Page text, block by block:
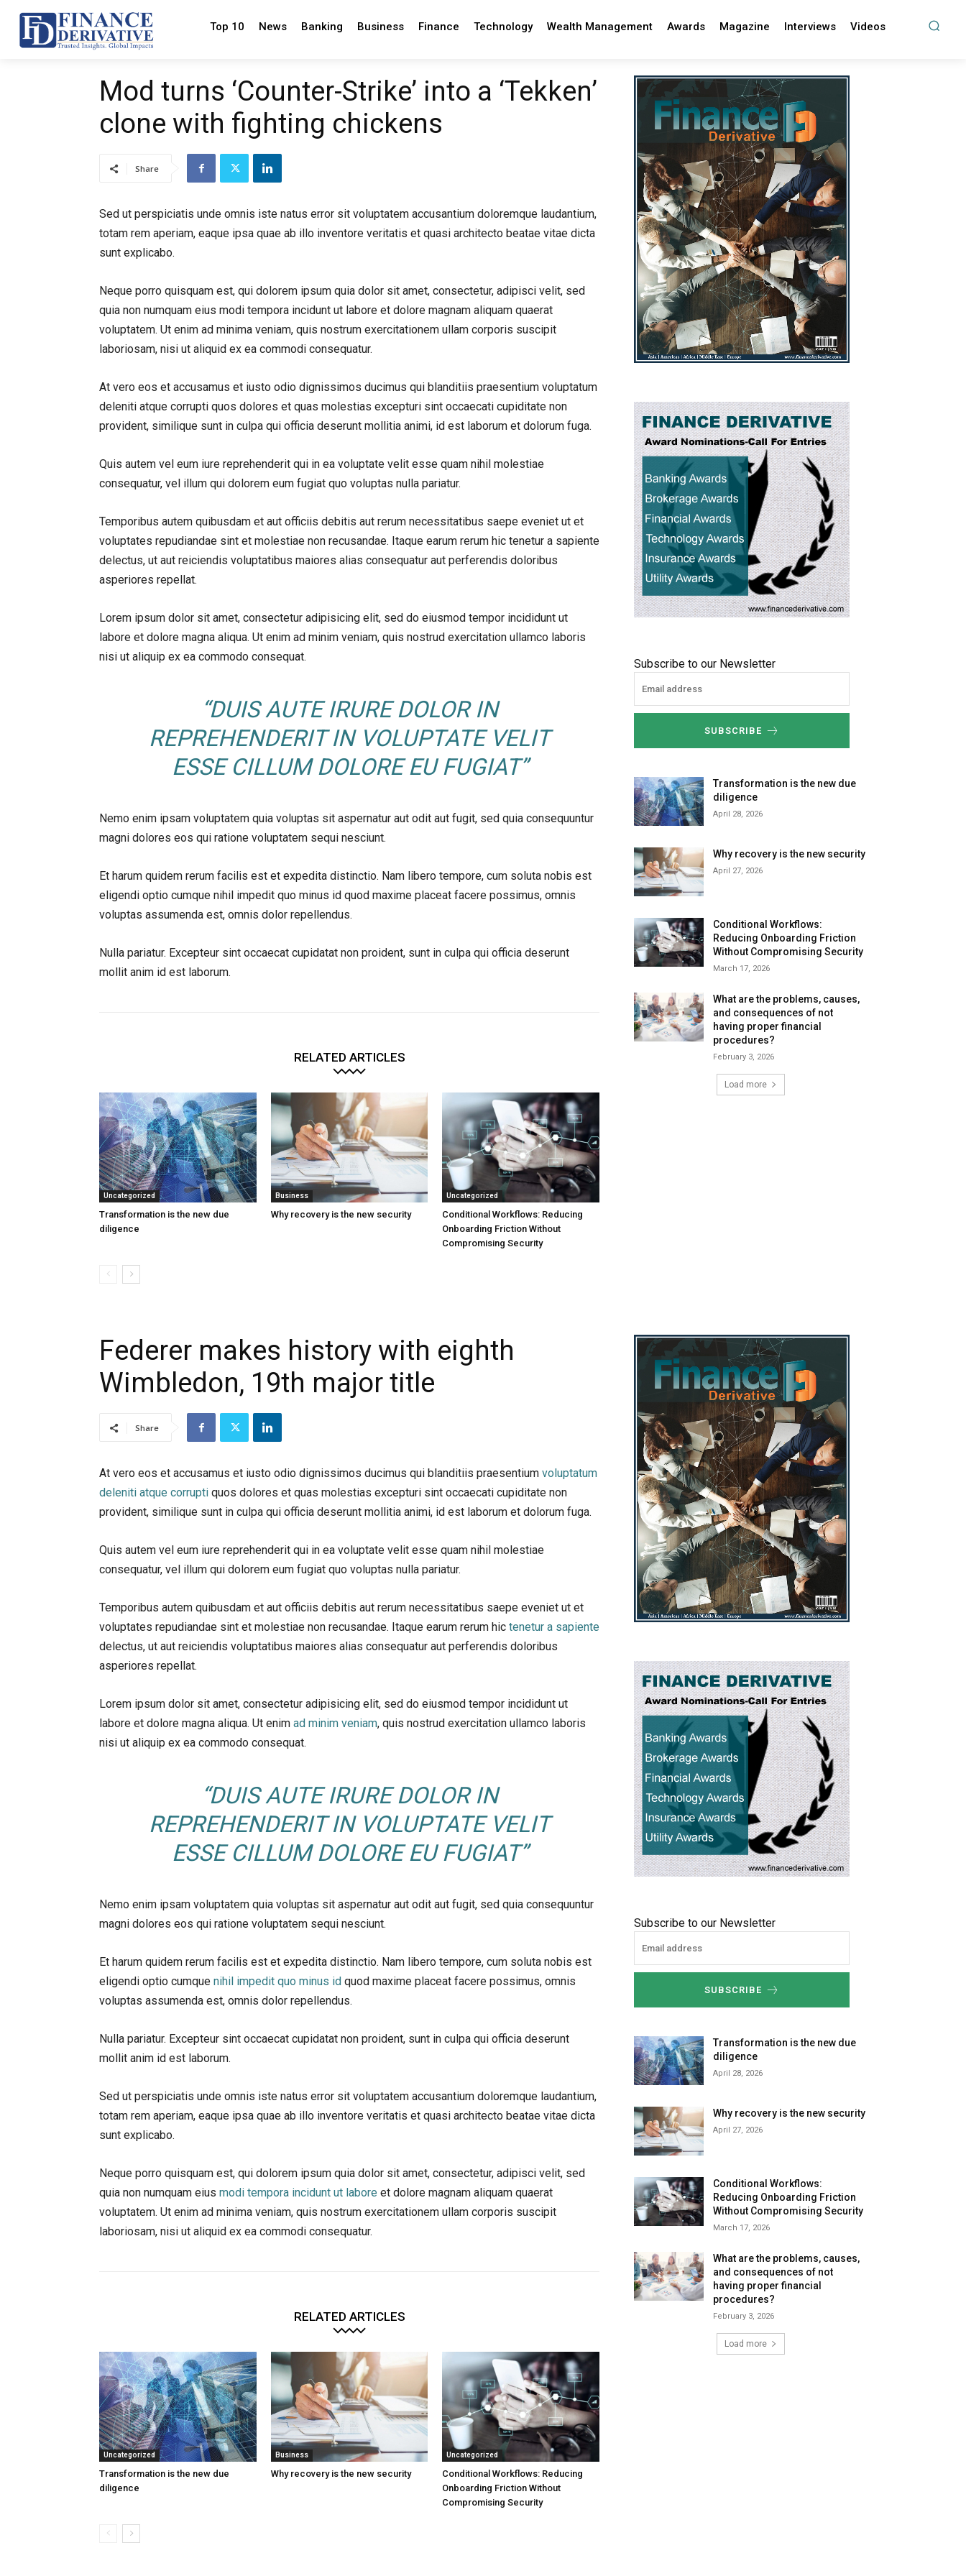
Top 10 News Banking Business Finance Technology Wealth Management Awards Magazine Interviews Videos
Mod turns ‘Counter-Strike’ into a ‘Tekken’
clone with fighting chickens
Share
Sed ut perspiciatis unde omnis iste natus error sit voluptatem accusantium doloremque laudantium,
totam rem aperiam, eaque ipsa quae ab illo inventore veritatis et quasi architecto beatae vitae dicta
sunt explicabo.
Neque porro quisquam est, qui dolorem ipsum quia dolor sit amet, consectetur, adipisci velit, sed
quia non numquam eius modi tempora incidunt ut labore et dolore magnam aliquam quaerat
voluptatem. Ut enim ad minima veniam, quis nostrum exercitationem ullam corporis suscipit
laboriosam, nisi ut aliquid ex ea commodi consequatur.
At vero eos et accusamus et iusto odio dignissimos ducimus qui blanditiis praesentium voluptatum
deleniti atque corrupti quos dolores et quas molestias excepturi sint occaecati cupiditate non
provident, similique sunt in culpa qui officia deserunt mollitia animi, id est laborum et dolorum fuga.
Quis autem vel eum iure reprehenderit qui in ea voluptate velit esse quam nihil molestiae
consequatur, vel illum qui dolorem eum fugiat quo voluptas nulla pariatur.
Temporibus autem quibusdam et aut officiis debitis aut rerum necessitatibus saepe eveniet ut et
voluptates repudiandae sint et molestiae non recusandae. Itaque earum rerum hic tenetur a sapiente
delectus, ut aut reiciendis voluptatibus maiores alias consequatur aut perferendis doloribus
asperiores repellat.
Lorem ipsum dolor sit amet, consectetur adipisicing elit, sed do eiusmod tempor incididunt ut
labore et dolore magna aliqua. Ut enim ad minim veniam, quis nostrud exercitation ullamco laboris
nisi ut aliquip ex ea commodo consequat.
“DUIS AUTE IRURE DOLOR IN
REPREHENDERIT IN VOLUPTATE VELIT
ESSE CILLUM DOLORE EU FUGIAT”
Nemo enim ipsam voluptatem quia voluptas sit aspernatur aut odit aut fugit, sed quia consequuntur
magni dolores eos qui ratione voluptatem sequi nesciunt.
Et harum quidem rerum facilis est et expedita distinctio. Nam libero tempore, cum soluta nobis est
eligendi optio cumque nihil impedit quo minus id quod maxime placeat facere possimus, omnis
voluptas assumenda est, omnis dolor repellendus.
Nulla pariatur. Excepteur sint occaecat cupidatat non proident, sunt in culpa qui officia deserunt
mollit anim id est laborum.
RELATED ARTICLES
Uncategorized
Transformation is the new due
diligence
Business
Why recovery is the new security
Uncategorized
Conditional Workflows: Reducing
Onboarding Friction Without
Compromising Security
Subscribe to our Newsletter
SUBSCRIBE
Transformation is the new due
diligence
April 28, 2026
Why recovery is the new security
April 27, 2026
Conditional Workflows:
Reducing Onboarding Friction
Without Compromising Security
March 17, 2026
What are the problems, causes,
and consequences of not
having proper financial
procedures?
February 3, 2026
Load more